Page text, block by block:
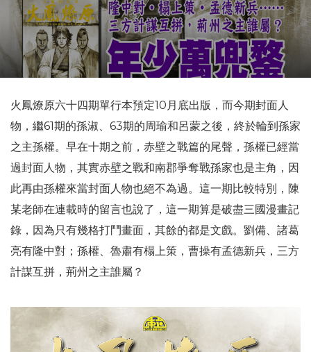
火鳳燎原六十四期單行本預定10月底出版，而今期封面人
物，繼61期的孫淑、63期的周瑜和呂蒙之後，終於輪到孫家
之主孫權。早在十期之前，赤壁之戰篇的尾聲，孫權已經當
過封面人物，其實赤壁之戰和南郡爭奪戰孫家也是主角，因
此再由孫權來當封面人物也絕不為過。這一期比較特別，陳
某老師在連載時的留言也說了，這一期算是破盡三國漫畫記
錄，因為只有幾格打鬥畫面，其餘的都是文戲。劉備、諸葛
亮有隆中對；孫權、魯肅有榻上策，曹操有孟德新兵，三方
計謀互拼，荊州之主誰屬？